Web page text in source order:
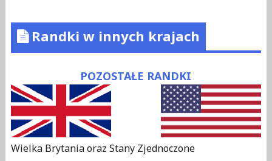
Randki w innych krajach
POZOSTAŁE RANDKI
Wielka Brytania oraz Stany Zjednoczone